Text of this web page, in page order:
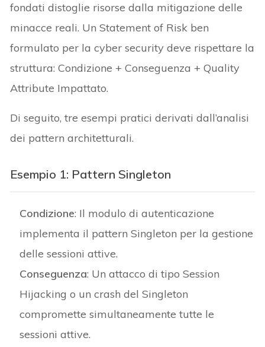
fondati distoglie risorse dalla mitigazione delle
minacce reali. Un Statement of Risk ben
formulato per la cyber security deve rispettare la
struttura: Condizione + Conseguenza + Quality
Attribute Impattato.
Di seguito, tre esempi pratici derivati dall’analisi
dei pattern architetturali.
Esempio 1: Pattern Singleton
Condizione: Il modulo di autenticazione
implementa il pattern Singleton per la gestione
delle sessioni attive.
Conseguenza: Un attacco di tipo Session
Hijacking o un crash del Singleton
compromette simultaneamente tutte le
sessioni attive.